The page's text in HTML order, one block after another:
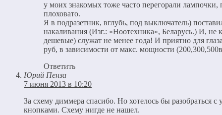
у моих знакомых тоже часто перегорали
плоховато.
Я в подразетник, вглубь, под выключатель)
накаливания (Изг.: «Ноотехника», Беларусь.) И,
дешевые) служат не менее года! И приятно для
руб, в зависимости от макс. мощности
Ответить
Юрий Пенза
7 июня 2013 в 10:20
За схему диммера спасибо. Но хотелось бы разобраться
кнопками. Схему нигде не нашел.